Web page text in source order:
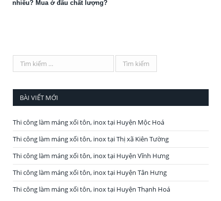
nhiêu? Mua ở đâu chất lượng?
BÀI VIẾT MỚI
Thi công làm máng xối tôn, inox tại Huyện Mộc Hoá
Thi công làm máng xối tôn, inox tại Thị xã Kiên Tường
Thi công làm máng xối tôn, inox tại Huyện Vĩnh Hưng
Thi công làm máng xối tôn, inox tại Huyện Tân Hưng
Thi công làm máng xối tôn, inox tại Huyện Thạnh Hoá